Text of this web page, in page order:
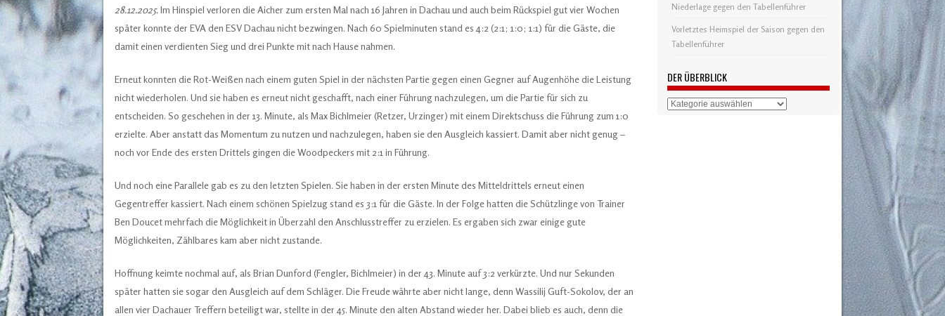
28.12.2025.Im Hinspiel verloren die Aicher zum ersten Mal nach 16 Jahren in Dachau und auch beim Rückspiel gut vier Wochen
später konnte der EVA den ESV Dachau nicht bezwingen. Nach 60 Spielminuten stand es 4:2 (2:1; 1:0; 1:1) für die Gäste, die
damit einen verdienten Sieg und drei Punkte mit nach Hause nahmen.
Erneut konnten die Rot-Weißen nach einem guten Spiel in der nächsten Partie gegen einen Gegner auf Augenhöhe die Leistung
nicht wiederholen. Und sie haben es erneut nicht geschafft, nach einer Führung nachzulegen, um die Partie für sich zu
entscheiden. So geschehen in der 13. Minute, als Max Bichlmeier (Retzer, Urzinger) mit einem Direktschuss die Führung zum 1:0
erzielte. Aber anstatt das Momentum zu nutzen und nachzulegen, haben sie den Ausgleich kassiert. Damit aber nicht genug –
noch vor Ende des ersten Drittels gingen die Woodpeckers mit 2:1 in Führung.
Und noch eine Parallele gab es zu den letzten Spielen. Sie haben in der ersten Minute des Mitteldrittels erneut einen
Gegentreffer kassiert. Nach einem schönen Spielzug stand es 3:1 für die Gäste. In der Folge hatten die Schützlinge von Trainer
Ben Doucet mehrfach die Möglichkeit in Überzahl den Anschlusstreffer zu erzielen. Es ergaben sich zwar einige gute
Möglichkeiten, Zählbares kam aber nicht zustande.
Hoffnung keimte nochmal auf, als Brian Dunford (Fengler, Bichlmeier) in der 43. Minute auf 3:2 verkürzte. Und nur Sekunden
später hatten sie sogar den Ausgleich auf dem Schläger. Die Freude währte aber nicht lange, denn Wassilij Guft-Sokolov, der an
allen vier Dachauer Treffern beteiligt war, stellte in der 45. Minute den alten Abstand wieder her. Dabei blieb es auch, denn die
Niederlage gegen den Tabellenführer
Vorletztes Heimspiel der Saison gegen den
Tabellenführer
DER ÜBERBLICK
Der